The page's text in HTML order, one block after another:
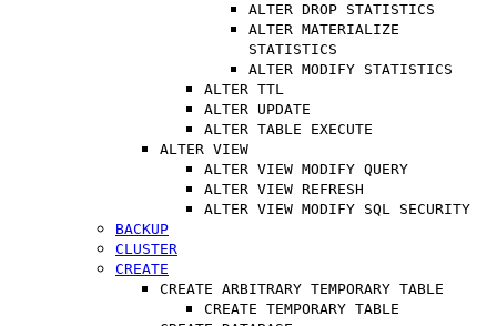
ALTER DROP STATISTICS
ALTER MATERIALIZE
STATISTICS
ALTER MODIFY STATISTICS
ALTER TTL
ALTER UPDATE
ALTER TABLE EXECUTE
ALTER VIEW
ALTER VIEW MODIFY QUERY
ALTER VIEW REFRESH
ALTER VIEW MODIFY SQL SECURITY
BACKUP
CLUSTER
CREATE
CREATE ARBITRARY TEMPORARY TABLE
CREATE TEMPORARY TABLE